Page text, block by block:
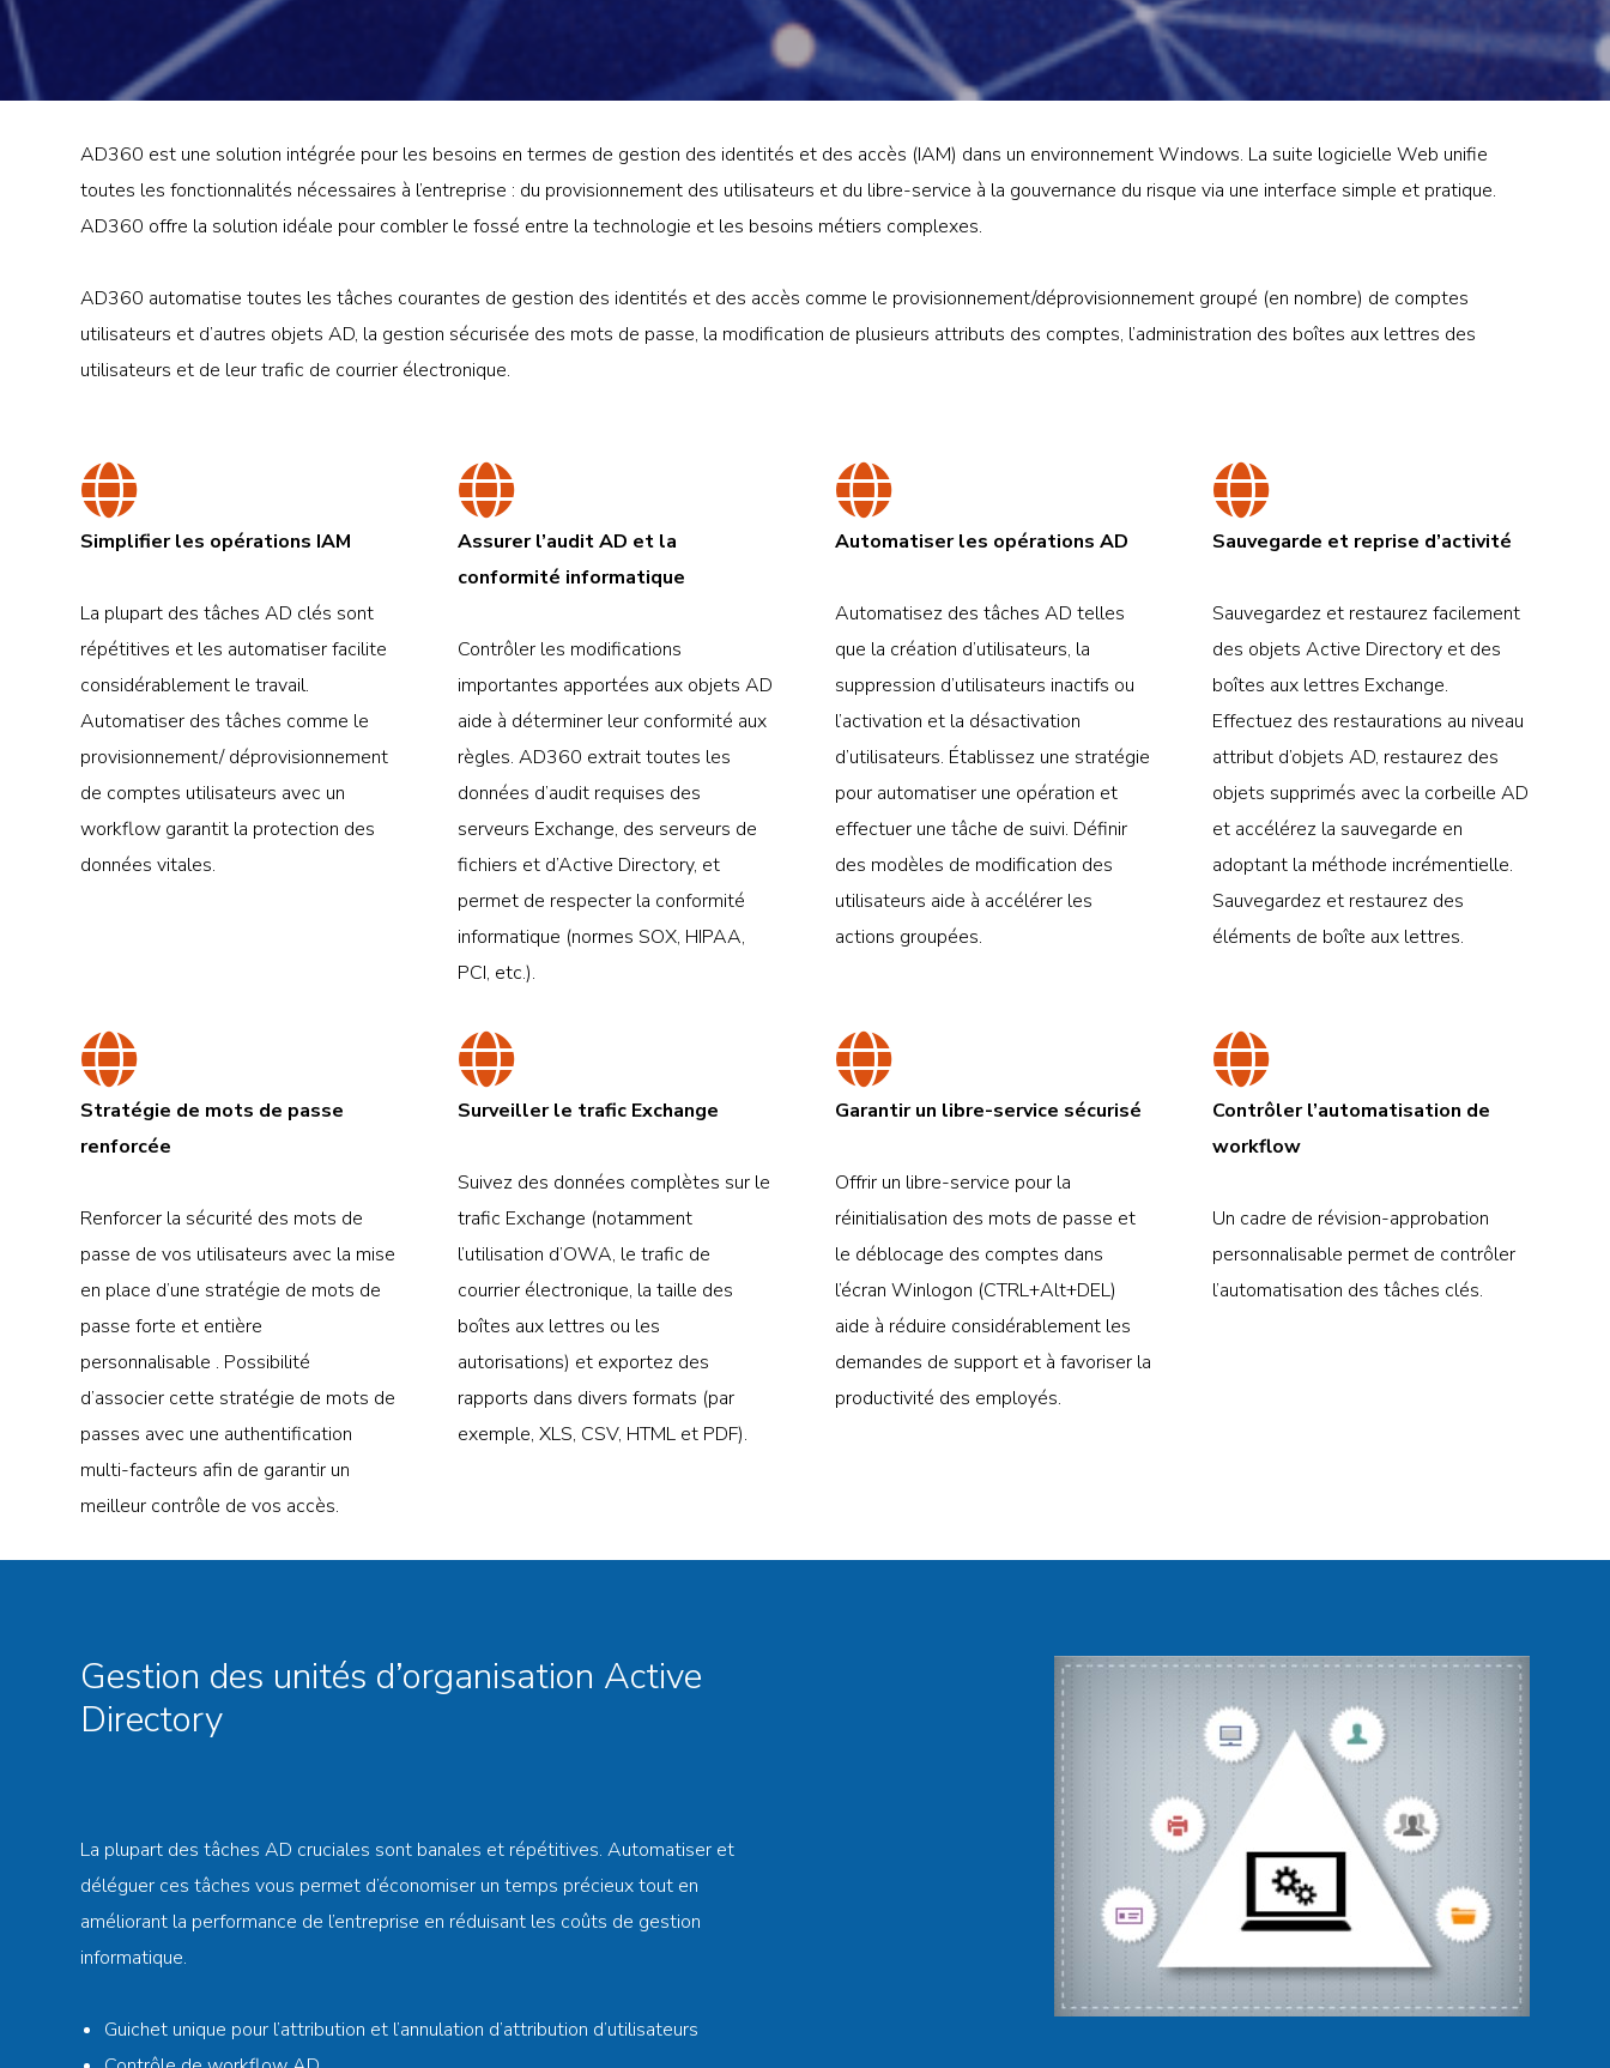
AD360 est une solution intégrée pour les besoins en termes de gestion des identités et des accès (IAM) dans un environnement Windows. La suite logicielle Web unifie
toutes les fonctionnalités nécessaires à l’entreprise : du provisionnement des utilisateurs et du libre-service à la gouvernance du risque via une interface simple et pratique.
AD360 offre la solution idéale pour combler le fossé entre la technologie et les besoins métiers complexes.
AD360 automatise toutes les tâches courantes de gestion des identités et des accès comme le provisionnement/déprovisionnement groupé (en nombre) de comptes
utilisateurs et d’autres objets AD, la gestion sécurisée des mots de passe, la modification de plusieurs attributs des comptes, l’administration des boîtes aux lettres des
utilisateurs et de leur trafic de courrier électronique.
Simplifier les opérations IAM
La plupart des tâches AD clés sont
répétitives et les automatiser facilite
considérablement le travail.
Automatiser des tâches comme le
provisionnement/ déprovisionnement
de comptes utilisateurs avec un
workflow garantit la protection des
données vitales.
Assurer l’audit AD et la
conformité informatique
Contrôler les modifications
importantes apportées aux objets AD
aide à déterminer leur conformité aux
règles. AD360 extrait toutes les
données d’audit requises des
serveurs Exchange, des serveurs de
fichiers et d’Active Directory, et
permet de respecter la conformité
informatique (normes SOX, HIPAA,
PCI, etc.).
Automatiser les opérations AD
Automatisez des tâches AD telles
que la création d’utilisateurs, la
suppression d’utilisateurs inactifs ou
l’activation et la désactivation
d’utilisateurs. Établissez une stratégie
pour automatiser une opération et
effectuer une tâche de suivi. Définir
des modèles de modification des
utilisateurs aide à accélérer les
actions groupées.
Sauvegarde et reprise d’activité
Sauvegardez et restaurez facilement
des objets Active Directory et des
boîtes aux lettres Exchange.
Effectuez des restaurations au niveau
attribut d’objets AD, restaurez des
objets supprimés avec la corbeille AD
et accélérez la sauvegarde en
adoptant la méthode incrémentielle.
Sauvegardez et restaurez des
éléments de boîte aux lettres.
Stratégie de mots de passe
renforcée
Renforcer la sécurité des mots de
passe de vos utilisateurs avec la mise
en place d’une stratégie de mots de
passe forte et entière
personnalisable . Possibilité
d’associer cette stratégie de mots de
passes avec une authentification
multi-facteurs afin de garantir un
meilleur contrôle de vos accès.
Surveiller le trafic Exchange
Suivez des données complètes sur le
trafic Exchange (notamment
l’utilisation d’OWA, le trafic de
courrier électronique, la taille des
boîtes aux lettres ou les
autorisations) et exportez des
rapports dans divers formats (par
exemple, XLS, CSV, HTML et PDF).
Garantir un libre-service sécurisé
Offrir un libre-service pour la
réinitialisation des mots de passe et
le déblocage des comptes dans
l’écran Winlogon (CTRL+Alt+DEL)
aide à réduire considérablement les
demandes de support et à favoriser la
productivité des employés.
Contrôler l’automatisation de
workflow
Un cadre de révision-approbation
personnalisable permet de contrôler
l’automatisation des tâches clés.
Gestion des unités d’organisation Active
Directory
La plupart des tâches AD cruciales sont banales et répétitives. Automatiser et
déléguer ces tâches vous permet d’économiser un temps précieux tout en
améliorant la performance de l’entreprise en réduisant les coûts de gestion
informatique.
Guichet unique pour l’attribution et l’annulation d’attribution d’utilisateurs